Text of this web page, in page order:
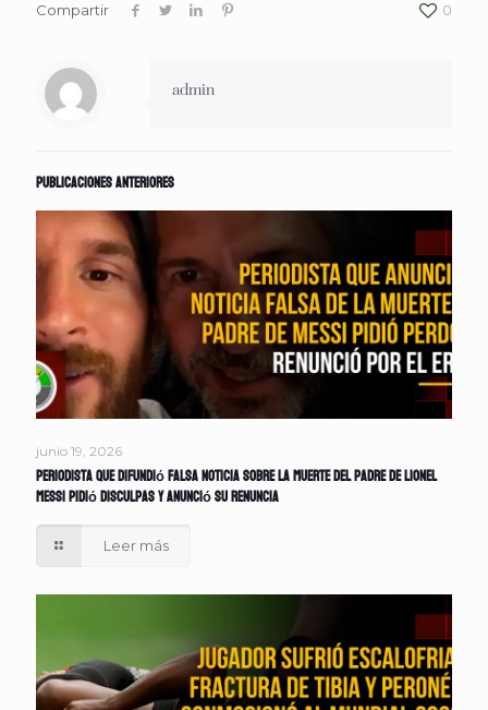
Compartir 0
admin
Publicaciones anteriores
junio 19, 2026
Periodista que difundió falsa noticia sobre la muerte del padre de Lionel
Messi pidió disculpas y anunció su renuncia
Leer más